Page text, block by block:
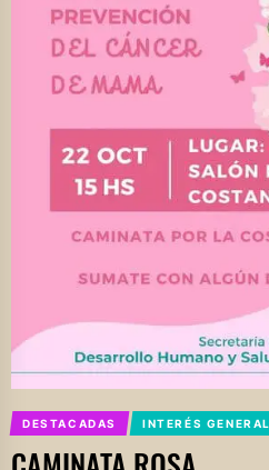
DESTACADAS INTERÉS GENERAL